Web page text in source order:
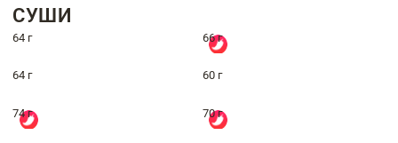
СУШИ
64 г 66 г
64 г 60 г
74 г 70 г